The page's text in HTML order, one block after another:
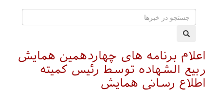
اعلام برنامه های چهاردهمین همایش
ربیع الشهاده توسط رئيس كميته
اطلاع رسانی همایش